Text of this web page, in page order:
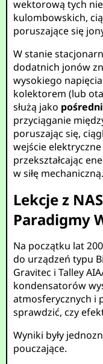
wektorową tych
kulombowskich,
poruszające się
W stanie
dodatnich jonów
wysokiego
kolektorem (lub
służą jako
przyciąganie
poruszając się,
wejście
przekształcając
w siłę mechaniczną.
Lekcje z
Paradigmy
Na początku lat
do urządzeń typu
Gravitec i Talley
kondensatorów
atmosferycznych i
sprawdzić, czy
Wyniki były
pouczające.